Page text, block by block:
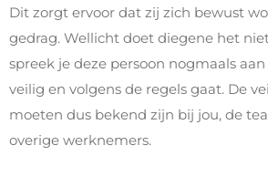
Dit zorgt ervoor dat zij zich bewust
gedrag. Wellicht doet diegene het
spreek je deze persoon nogmaals
veilig en volgens de regels gaat. De
moeten dus bekend zijn bij jou, de
overige werknemers.